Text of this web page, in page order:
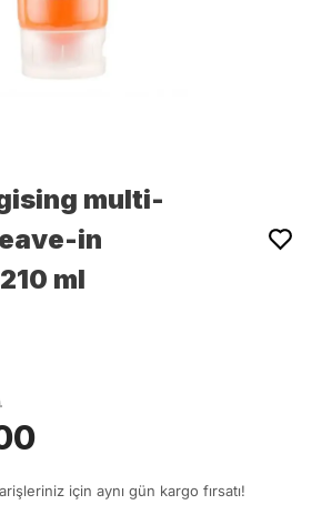
multi-
in
ml
için aynı gün kargo fırsatı!